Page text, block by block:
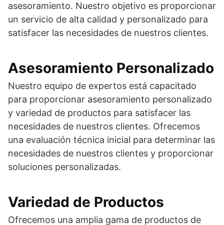
asesoramiento. Nuestro objetivo es proporcionar
un servicio de alta calidad y personalizado para
satisfacer las necesidades de nuestros clientes.
Asesoramiento Personalizado
Nuestro equipo de expertos está capacitado
para proporcionar asesoramiento personalizado
y variedad de productos para satisfacer las
necesidades de nuestros clientes. Ofrecemos
una evaluación técnica inicial para determinar las
necesidades de nuestros clientes y proporcionar
soluciones personalizadas.
Variedad de Productos
Ofrecemos una amplia gama de productos de